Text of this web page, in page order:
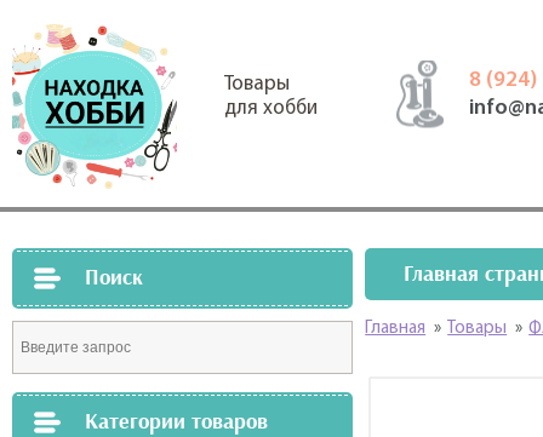
Товары
для хобби
8 (924)
Поиск
Категории товаров
Главная
Главная » Товары »